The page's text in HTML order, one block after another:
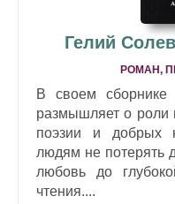
Гелий
РОМАН,
В своем сборнике
размышляет о роли
поэзии и добрых
людям не потерять
любовь до
чтения....